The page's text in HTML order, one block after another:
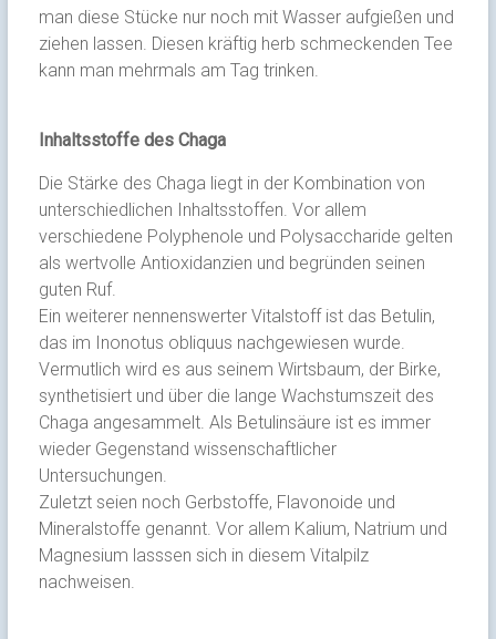
man diese Stücke nur noch mit Wasser aufgießen und
ziehen lassen. Diesen kräftig herb schmeckenden Tee
kann man mehrmals am Tag trinken.
Inhaltsstoffe des Chaga
Die Stärke des Chaga liegt in der Kombination von
unterschiedlichen Inhaltsstoffen. Vor allem
verschiedene Polyphenole und Polysaccharide gelten
als wertvolle Antioxidanzien und begründen seinen
guten Ruf.
Ein weiterer nennenswerter Vitalstoff ist das Betulin,
das im Inonotus obliquus nachgewiesen wurde.
Vermutlich wird es aus seinem Wirtsbaum, der Birke,
synthetisiert und über die lange Wachstumszeit des
Chaga angesammelt. Als Betulinsäure ist es immer
wieder Gegenstand wissenschaftlicher
Untersuchungen.
Zuletzt seien noch Gerbstoffe, Flavonoide und
Mineralstoffe genannt. Vor allem Kalium, Natrium und
Magnesium lasssen sich in diesem Vitalpilz
nachweisen.